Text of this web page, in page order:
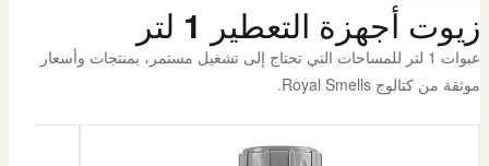
زيوت أجهزة التعطير 1 لتر
عبوات 1 لتر للمساحات التي تحتاج إلى تشغيل مستمر، بمنتجات وأسعار
موثقة من كتالوج Royal Smells.